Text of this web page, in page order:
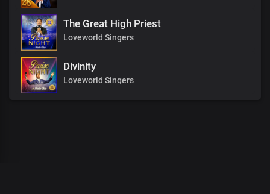
The Great High Priest
Loveworld Singers
Divinity
Loveworld Singers